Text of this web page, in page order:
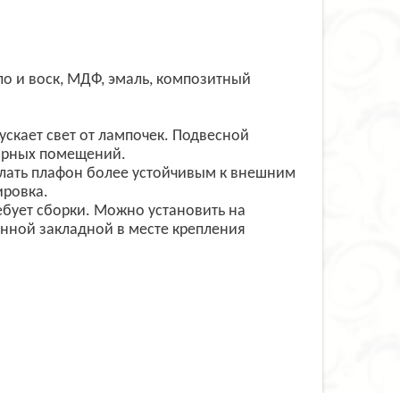
и воск, МДФ, эмаль, композитный
свет от лампочек. Подвесной
помещений.
плафон более устойчивым к внешним
сборки. Можно установить на
закладной в месте крепления